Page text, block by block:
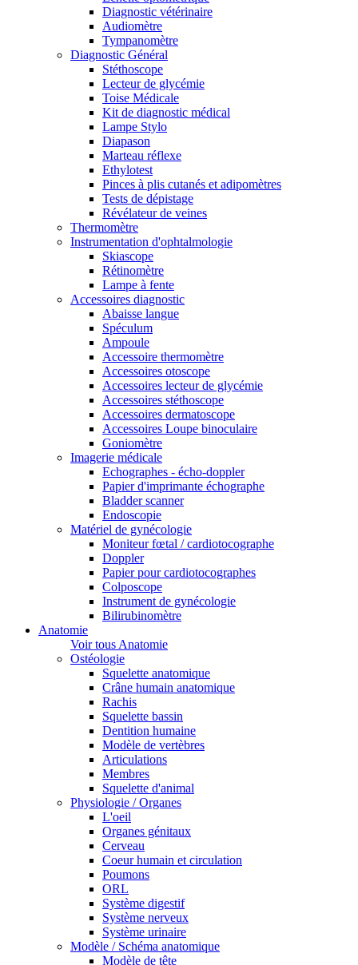
Diagnostic vétérinaire
Audiomètre
Tympanomètre
Diagnostic Général
Stéthoscope
Lecteur de glycémie
Toise Médicale
Kit de diagnostic médical
Lampe Stylo
Diapason
Marteau réflexe
Ethylotest
Pinces à plis cutanés et adipomètres
Tests de dépistage
Révélateur de veines
Thermomètre
Instrumentation d'ophtalmologie
Skiascope
Rétinomètre
Lampe à fente
Accessoires diagnostic
Abaisse langue
Spéculum
Ampoule
Accessoire thermomètre
Accessoires otoscope
Accessoires lecteur de glycémie
Accessoires stéthoscope
Accessoires dermatoscope
Accessoires Loupe binoculaire
Goniomètre
Imagerie médicale
Echographes - écho-doppler
Papier d'imprimante échographe
Bladder scanner
Endoscopie
Matériel de gynécologie
Moniteur fœtal / cardiotocographe
Doppler
Papier pour cardiotocographes
Colposcope
Instrument de gynécologie
Bilirubinomètre
Anatomie
Voir tous Anatomie
Ostéologie
Squelette anatomique
Crâne humain anatomique
Rachis
Squelette bassin
Dentition humaine
Modèle de vertèbres
Articulations
Membres
Squelette d'animal
Physiologie / Organes
L'oeil
Organes génitaux
Cerveau
Coeur humain et circulation
Poumons
ORL
Système digestif
Système nerveux
Système urinaire
Modèle / Schéma anatomique
Modèle de tête